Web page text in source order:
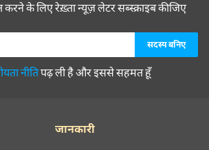
करने के लिए रेख़्ता न्यूज़ लेटर सब्स्क्राइब कीजिए
नीतिपढ़ ली है और इससे सहमत हूँ
जानकारी